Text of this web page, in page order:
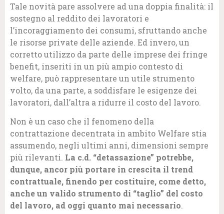
Tale novità pare assolvere ad una doppia finalità: il
sostegno al reddito dei lavoratori e
l’incoraggiamento dei consumi, sfruttando anche
le risorse private delle aziende. Ed invero, un
corretto utilizzo da parte delle imprese dei fringe
benefit, inseriti in un più ampio contesto di
welfare, può rappresentare un utile strumento
volto, da una parte, a soddisfare le esigenze dei
lavoratori, dall’altra a ridurre il costo del lavoro.
Non è un caso che il fenomeno della
contrattazione decentrata in ambito Welfare stia
assumendo, negli ultimi anni, dimensioni sempre
più rilevanti. La c.d. “detassazione” potrebbe,
dunque, ancor più portare in crescita il trend
contrattuale, finendo per costituire, come detto,
anche un valido strumento di “taglio” del costo
del lavoro, ad oggi quanto mai necessario.